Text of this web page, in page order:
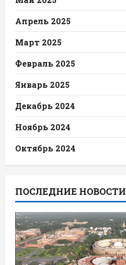
Апрель 2025
Март 2025
Февраль 2025
Январь 2025
Декабрь 2024
Ноябрь 2024
Октябрь 2024
ПОСЛЕДНИЕ НОВОСТИ